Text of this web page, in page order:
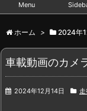
Menu
ホーム > 2024年
車載動画のカメ
2024年12月14日